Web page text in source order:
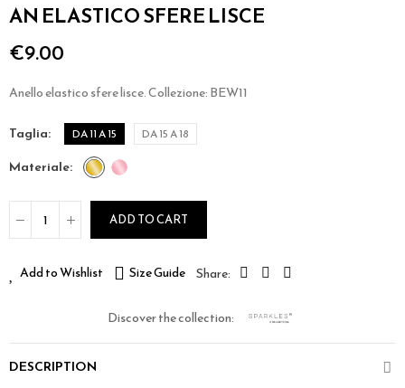
AN ELASTICO SFERE LISCE
€9.00
Anello elastico sfere lisce. Collezione: BEW11
taglia DA 11 A 15 DA 15 A 18
materiale
ADD TO CART
Add to Wishlist Size Guide
Discover the collection:
DESCRIPTION